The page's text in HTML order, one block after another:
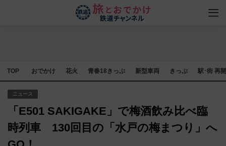
TOP おでかけ 花火 青春18きっぷ 新型車両 きっぷ 駅･街 再
ニュース
「E501 SAKIGAKE」で梅酒飲み比べ臨
時列車 130回目の「水戸の梅まつり」へ